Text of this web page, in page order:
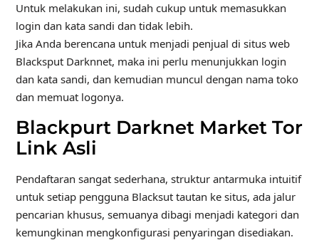
Untuk melakukan ini, sudah cukup untuk memasukkan
login dan kata sandi dan tidak lebih.
Jika Anda berencana untuk menjadi penjual di situs web
Blacksput Darknnet, maka ini perlu menunjukkan login
dan kata sandi, dan kemudian muncul dengan nama toko
dan memuat logonya.
Blackpurt Darknet Market Tor
Link Asli
Pendaftaran sangat sederhana, struktur antarmuka intuitif
untuk setiap pengguna Blacksut tautan ke situs, ada jalur
pencarian khusus, semuanya dibagi menjadi kategori dan
kemungkinan mengkonfigurasi penyaringan disediakan.